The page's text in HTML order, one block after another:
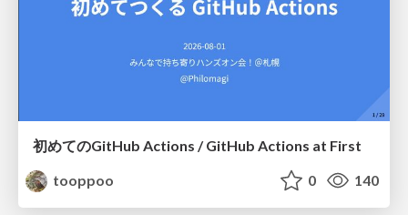
初めてのGitHub Actions / GitHub Actions at First
tooppoo
0 140